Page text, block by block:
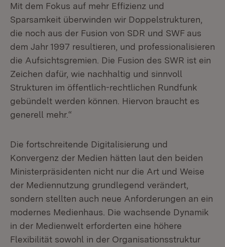
Mit dem Fokus auf mehr Effizienz und
Sparsamkeit überwinden wir Doppelstrukturen,
die noch aus der Fusion von SDR und SWF aus
dem Jahr 1997 resultieren, und professionalisieren
die Aufsichtsgremien. Die Fusion des SWR ist ein
Zeichen dafür, wie nachhaltig und sinnvoll
Strukturen im öffentlich-rechtlichen Rundfunk
gebündelt werden können. Hiervon braucht es
generell mehr.“
Die fortschreitende Digitalisierung und
Konvergenz der Medien hätten laut den beiden
Ministerpräsidenten nicht nur die Art und Weise
der Mediennutzung grundlegend verändert,
sondern stellten auch neue Anforderungen an ein
modernes Medienhaus. Die wachsende Dynamik
in der Medienwelt erforderten eine höhere
Flexibilität sowohl in der Organisationsstruktur